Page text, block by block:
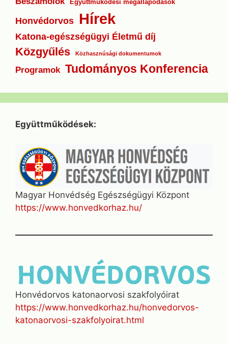
Együttműködési megállapodások
Honvédorvos Hírek
Katona-egészségügyi Életmű díj
Közgyűlés Közhasznúsági dokumentumok
Programok Tudományos Konferencia
Együttműködések:
Magyar Honvédség Egészségügyi Központ
https://www.honvedkorhaz.hu/
Honvédorvos katonaorvosi szakfolyóirat
https://www.honvedkorhaz.hu/honvedorvos-
katonaorvosi-szakfolyoirat.html